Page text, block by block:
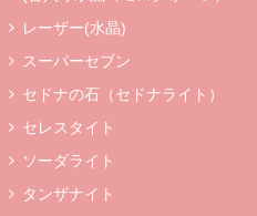
レーザー(水晶)
スーパーセブン
セドナの石（セドナライト）
セレスタイト
ソーダライト
タンザナイト